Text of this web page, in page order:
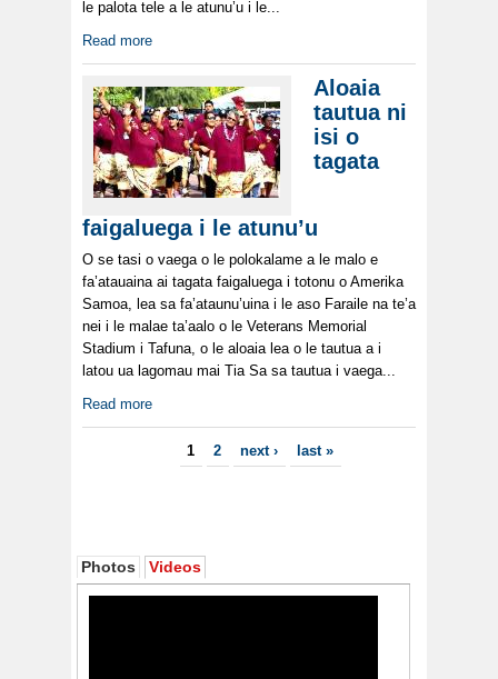
le palota tele a le atunu’u i le...
Read more
Aloaia
tautua ni
isi o
tagata
faigaluega i le atunu’u
O se tasi o vaega o le polokalame a le malo e
fa’atauaina ai tagata faigaluega i totonu o Amerika
Samoa, lea sa fa’ataunu’uina i le aso Faraile na te’a
nei i le malae ta’aalo o le Veterans Memorial
Stadium i Tafuna, o le aloaia lea o le tautua a i
latou ua lagomau mai Tia Sa sa tautua i vaega...
Read more
1 2 next › last »
Photos Videos